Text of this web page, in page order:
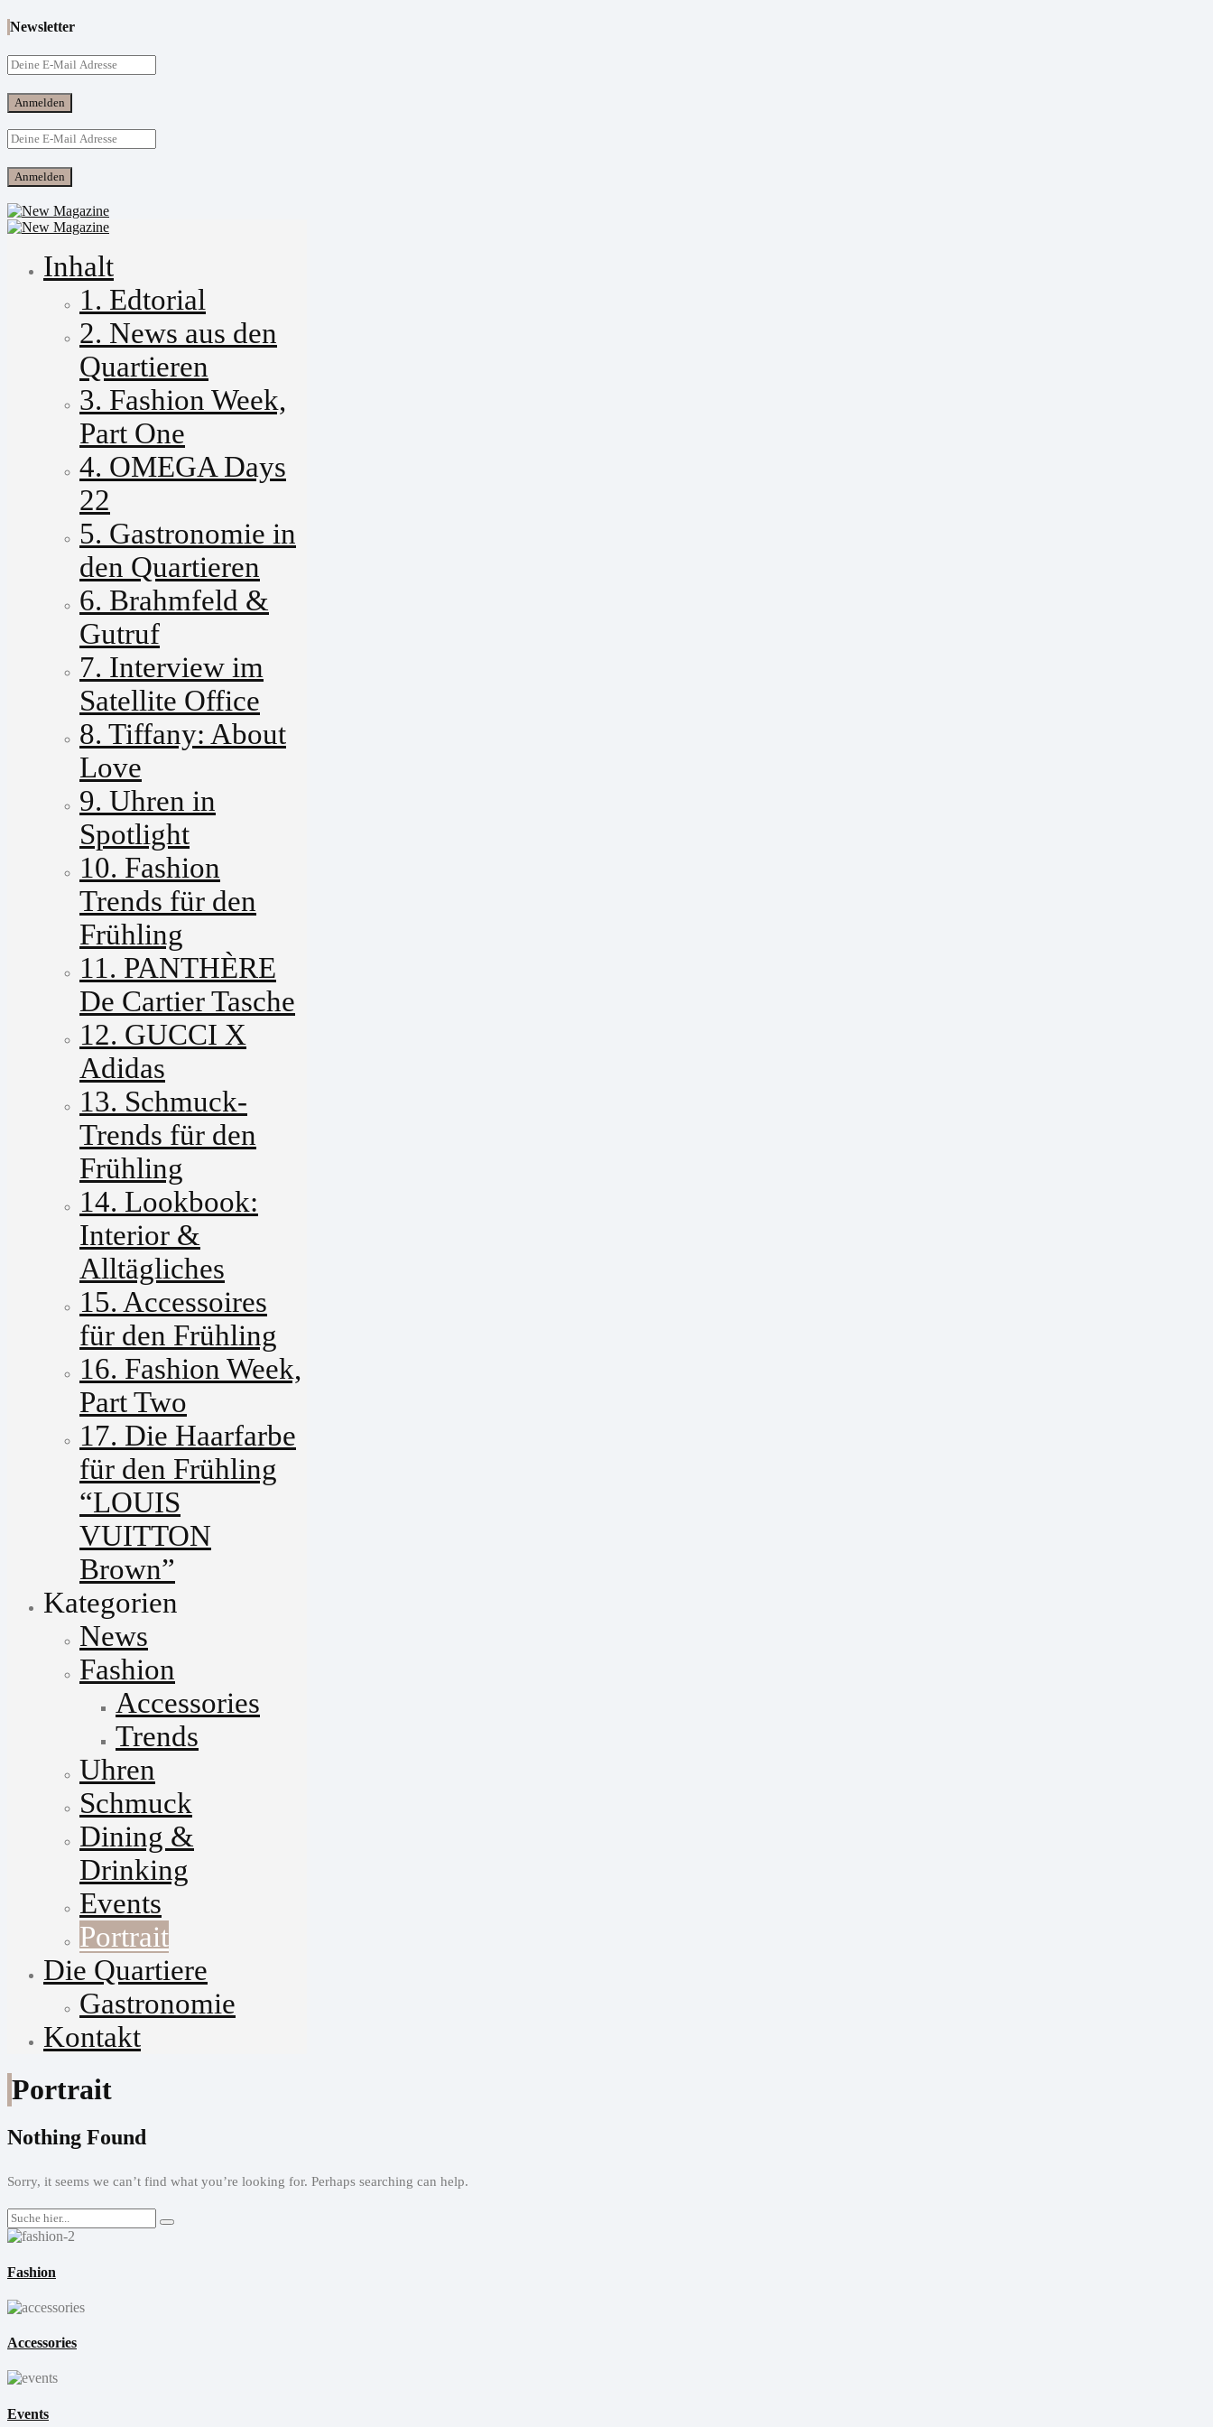
Newsletter
Inhalt
1. Edtorial
2. News aus den
Quartieren
3. Fashion Week,
Part One
4. OMEGA Days
22
5. Gastronomie in
den Quartieren
6. Brahmfeld &
Gutruf
7. Interview im
Satellite Office
8. Tiffany: About
Love
9. Uhren in
Spotlight
10. Fashion
Trends für den
Frühling
11. PANTHÈRE
De Cartier Tasche
12. GUCCI X
Adidas
13. Schmuck-
Trends für den
Frühling
14. Lookbook:
Interior &
Alltägliches
15. Accessoires
für den Frühling
16. Fashion Week,
Part Two
17. Die Haarfarbe
für den Frühling
“LOUIS
VUITTON
Brown”
Kategorien
News
Fashion
Accessories
Trends
Uhren
Schmuck
Dining &
Drinking
Events
Portrait
Die Quartiere
Gastronomie
Kontakt
Portrait
Nothing Found
Sorry, it seems we can’t find what you’re looking for. Perhaps searching can help.
Fashion
Accessories
Events